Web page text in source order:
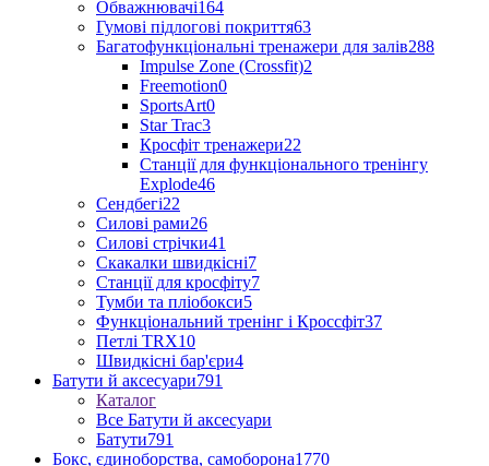
Обважнювачі164
Гумові підлогові покриття63
Багатофункціональні тренажери для залів288
Impulse Zone (Crossfit)2
Freemotion0
SportsArt0
Star Trac3
Кросфіт тренажери22
Станції для функціонального тренінгу
Explode46
Сендбегі22
Силові рами26
Силові стрічки41
Скакалки швидкісні7
Станції для кросфіту7
Тумби та пліобокси5
Функціональний тренінг і Кроссфіт37
Петлі TRX10
Швидкісні бар'єри4
Батути й аксесуари791
Каталог
Все Батути й аксесуари
Батути791
Бокс, єдиноборства, самоборона1770